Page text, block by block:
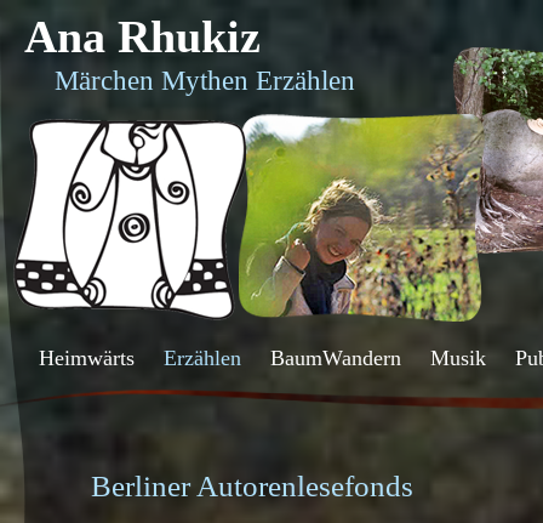
Ana Rhukiz
Märchen Mythen Erzählen
Heimwärts Erzählen BaumWandern Musik
Berliner Autorenlesefonds